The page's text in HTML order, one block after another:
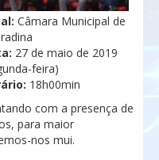
Câmara Municipal de
27 de maio de 2019
feira)
18h00min
com a presença de
para maior
nos mui.